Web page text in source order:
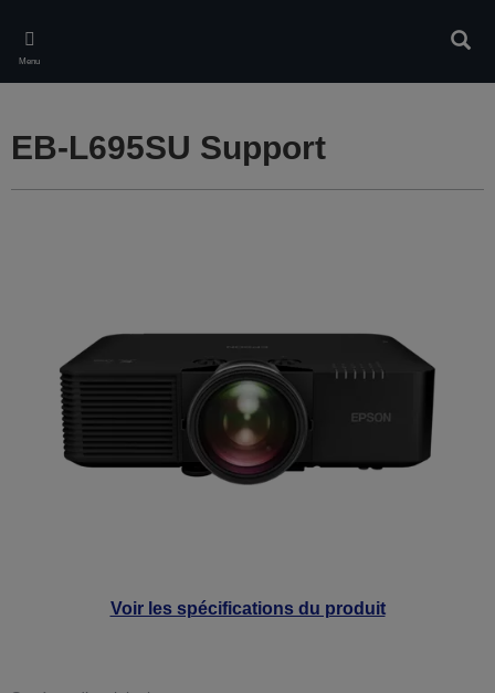
main
content
Menu
Voir les spécifications du produit
EB-L695SU Support